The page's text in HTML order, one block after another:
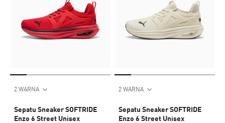
2 WARNA
Sepatu Sneaker SOFTRIDE
Enzo 6 Street Unisex
2 WARNA
Sepatu Sneaker SOFTRIDE
Enzo 6 Street Unisex